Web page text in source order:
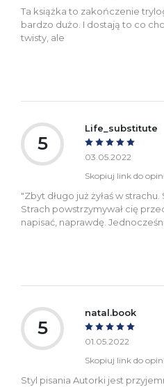
Ta książka to zakończenie
bardzo dużo. I dostają to co
twisty, ale
5
Life_substitute
03.05.2022
Skopiuj link do
"Zbyt długo już żyłaś w
Strach powstrzymywał cię
napisać, naprawdę.
5
natal.book
01.05.2022
Skopiuj link do
Styl pisania Autorki jest